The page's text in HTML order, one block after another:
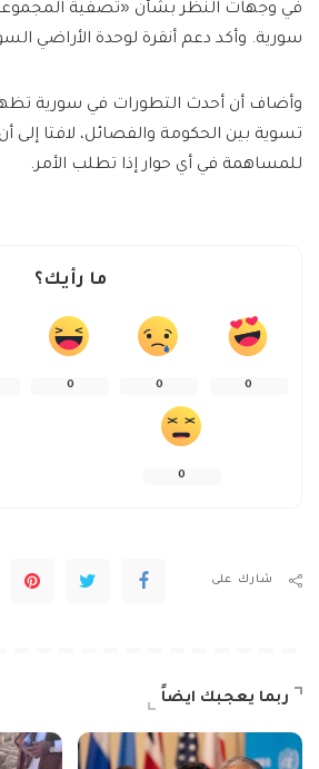
في وجهات النظر بشأن «تصفية
سورية. وأكد دعم أنقرة لوحدة الأراضي
وأضاف أن أحدث التطورات في سورية
تسوية بين الحكومة والفصائل، لافتا إلى
للمساهمة في أي حوار إذا تطلب الأمر.
ما رأيك؟
0
0
0
0
شارك على
ربما يعجبك ايضاً